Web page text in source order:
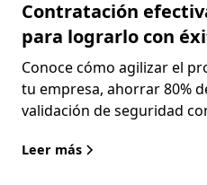
Contratación
para lograrlo con
Conoce cómo agilizar el
tu empresa, ahorrar 80%
validación de seguridad
Leer más